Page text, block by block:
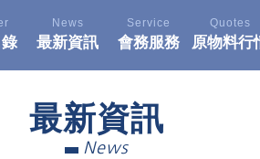
News
最新資訊
Service
會務服務
Quotes
原物料行
最新資訊
News